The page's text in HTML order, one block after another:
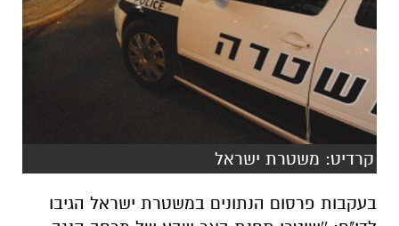
קרדיט: משטרת ישראל
בעקבות פרסום הנתונים במשטרת ישראל הגיבו